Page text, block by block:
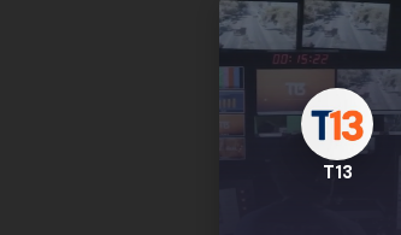
T13